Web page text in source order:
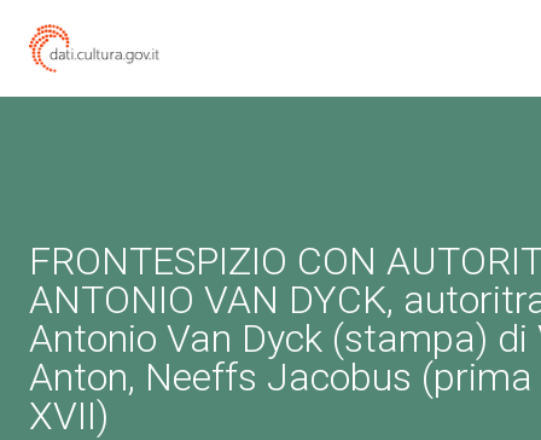
FRONTESPIZIO CON
ANTONIO VAN DYCK,
Antonio Van Dyck (stampa) di
Anton, Neeffs Jacobus
XVII)